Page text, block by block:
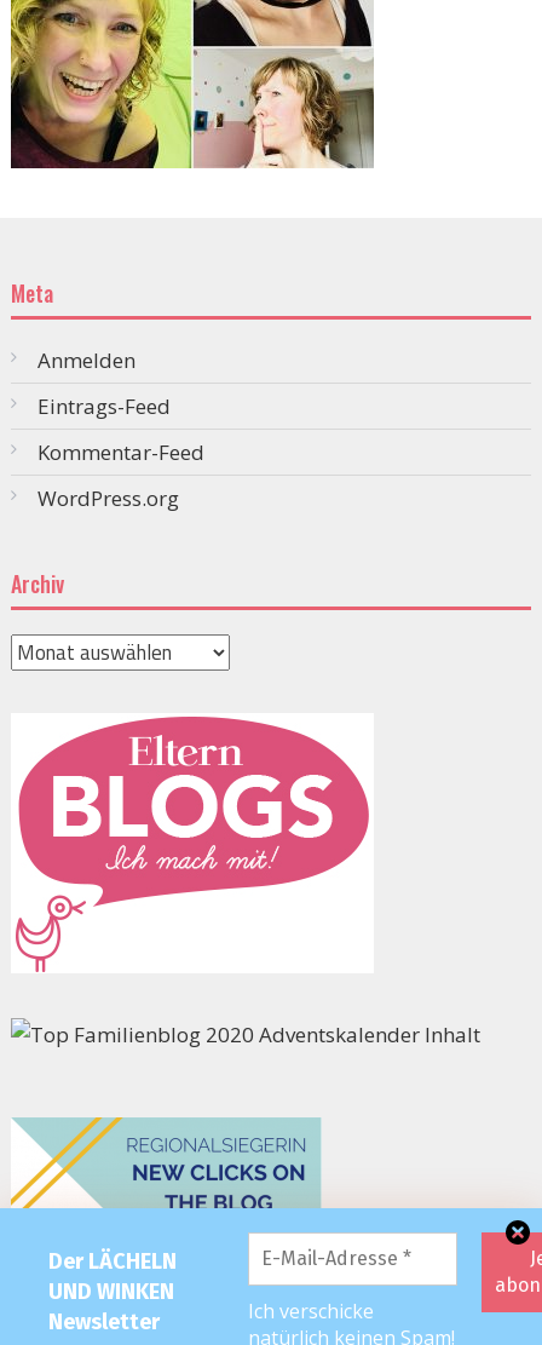
Der LÄCHELN
UND WINKEN
Newsletter
Ich verschicke
natürlich keinen Spam!
Meta
Anmelden
Eintrags-Feed
Kommentar-Feed
WordPress.org
Archiv
Archiv